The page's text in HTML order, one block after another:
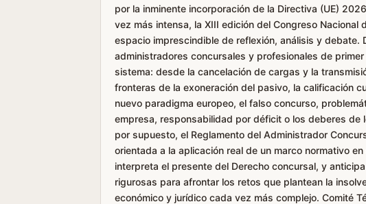
por la inminente incorporación de la Directiva (UE)
vez más intensa, la XIII edición del Congreso Nacional
espacio imprescindible de reflexión, análisis y
administradores concursales y profesionales de
sistema: desde la cancelación de cargas y la
fronteras de la exoneración del pasivo, la calificación
nuevo paradigma europeo, el falso concurso,
empresa, responsabilidad por déficit o los deberes de
por supuesto, el Reglamento del Administrador
orientada a la aplicación real de un marco normativo
interpreta el presente del Derecho concursal, y
rigurosas para afrontar los retos que plantean la
económico y jurídico cada vez más complejo. Comité